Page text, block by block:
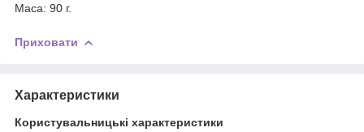
Маса: 90 г.
Приховати
Характеристики
Користувальницькі характеристики